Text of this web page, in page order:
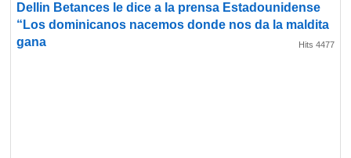
Dellin Betances le dice a la prensa Estadounidense
“Los dominicanos nacemos donde nos da la maldita
gana
Hits 4477